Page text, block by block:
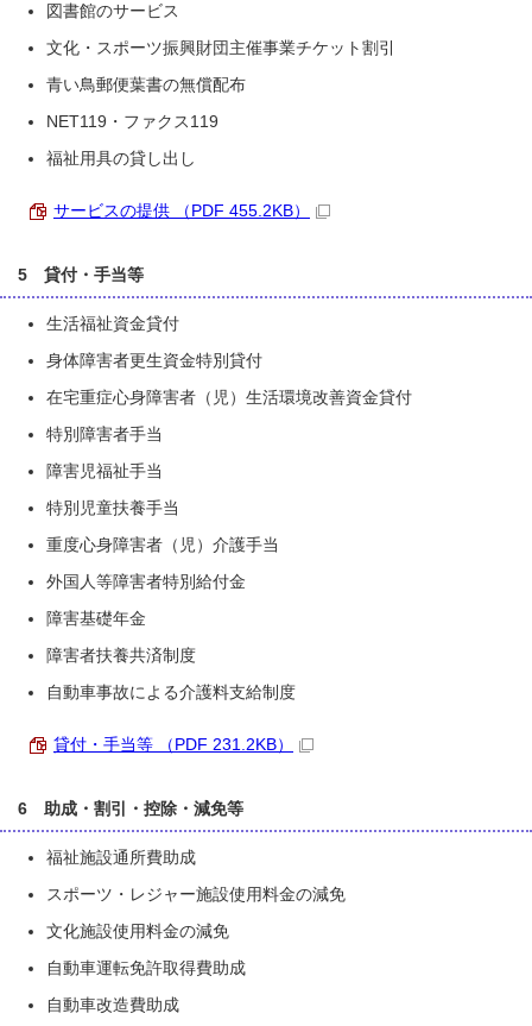
図書館のサービス
文化・スポーツ振興財団主催事業チケット割引
青い鳥郵便葉書の無償配布
NET119・ファクス119
福祉用具の貸し出し
サービスの提供 （PDF 455.2KB）
5 貸付・手当等
生活福祉資金貸付
身体障害者更生資金特別貸付
在宅重症心身障害者（児）生活環境改善資金貸付
特別障害者手当
障害児福祉手当
特別児童扶養手当
重度心身障害者（児）介護手当
外国人等障害者特別給付金
障害基礎年金
障害者扶養共済制度
自動車事故による介護料支給制度
貸付・手当等 （PDF 231.2KB）
6 助成・割引・控除・減免等
福祉施設通所費助成
スポーツ・レジャー施設使用料金の減免
文化施設使用料金の減免
自動車運転免許取得費助成
自動車改造費助成